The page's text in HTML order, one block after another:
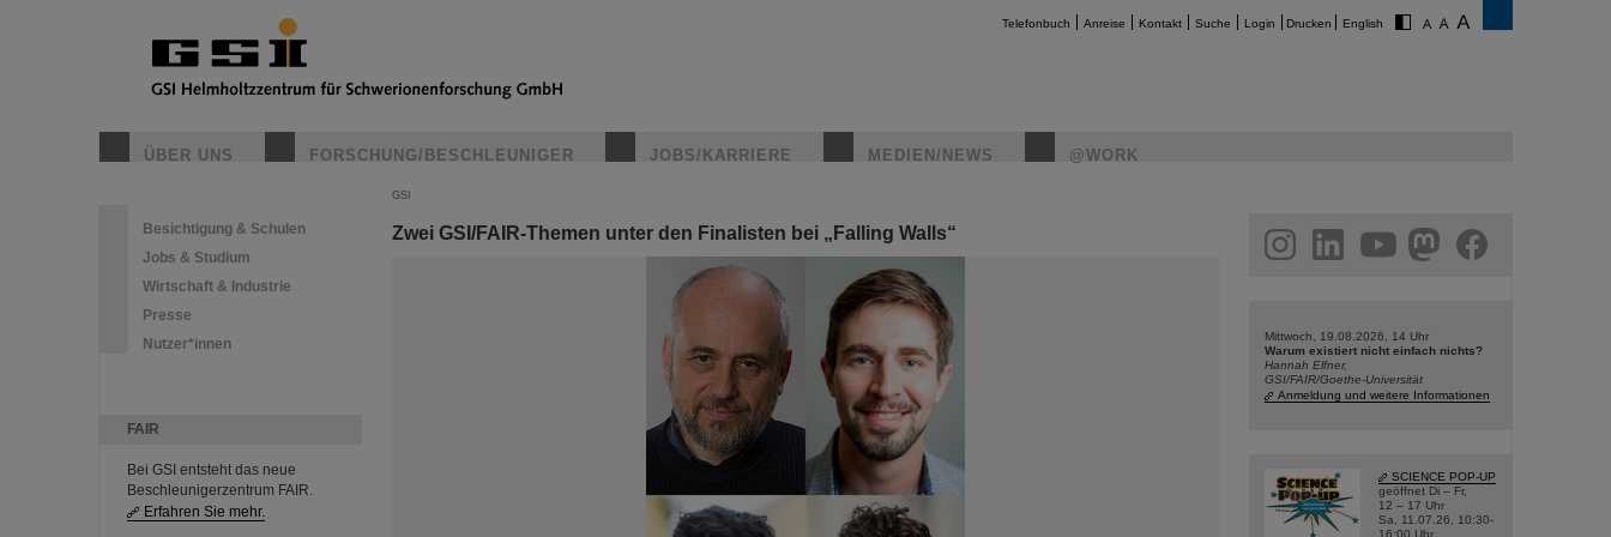
Telefonbuch Anreise Kontakt Suche Login Drucken English
ÜBER UNS FORSCHUNG/BESCHLEUNIGER JOBS/KARRIERE MEDIEN/NEWS @WORK
Besichtigung & Schulen
Jobs & Studium
Wirtschaft & Industrie
Presse
Nutzer*innen
FAIR
Bei GSI entsteht das neue
Beschleunigerzentrum FAIR.
Erfahren Sie mehr.
GSI
Zwei GSI/FAIR-Themen unter den Finalisten bei „Falling Walls“ facebook
Mittwoch, 19.08.2026, 14 Uhr
Warum existiert nicht einfach nichts?
Hannah Elfner,
GSI/FAIR/Goethe-Universität
Anmeldung und weitere Informationen
SCIENCE POP-UP
geöffnet Di – Fr,
12 – 17 Uhr
Sa, 11.07.26, 10:30-
16:00 Uhr